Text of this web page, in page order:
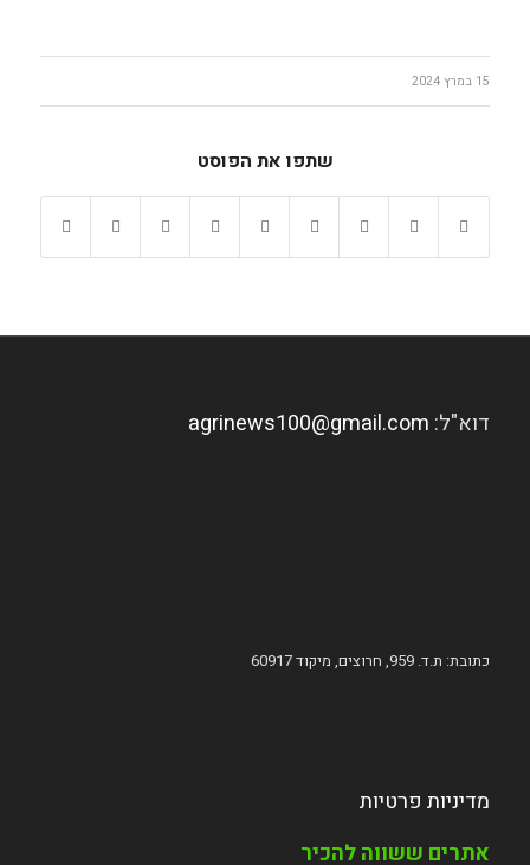
15 במרץ 2024
שתפו את הפוסט
דוא"ל: agrinews100@gmail.com
כתובת: ת.ד. 959, חרוצים, מיקוד 60917
מדיניות פרטיות
אתרים ששווה להכיר